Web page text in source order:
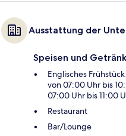
Ausstattung der
Speisen und
Englisches
von 07:00 Uhr bis
07:00 Uhr bis 11:00
Restaurant
Bar/Lounge